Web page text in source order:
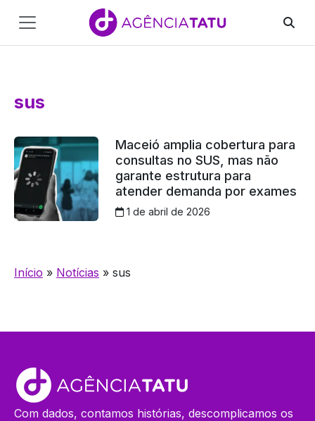
Main
Navigation
sus
Maceió amplia cobertura para
consultas no SUS, mas não
garante estrutura para
atender demanda por exames
1 de abril de 2026
Início » Notícias » sus
Com dados, contamos histórias, descomplicamos os